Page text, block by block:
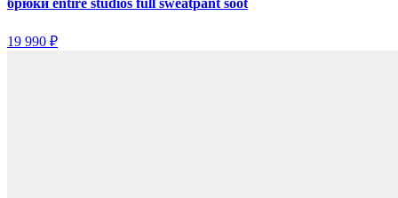
брюки entire studios full sweatpant soot
19 990 ₽